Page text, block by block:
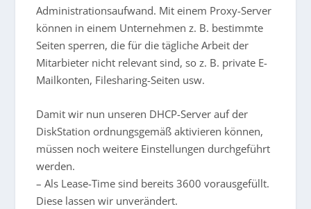
Administrationsaufwand. Mit einem Proxy-Server
können in einem Unternehmen z. B. bestimmte
Seiten sperren, die für die tägliche Arbeit der
Mitarbieter nicht relevant sind, so z. B. private E-
Mailkonten, Filesharing-Seiten usw.
Damit wir nun unseren DHCP-Server auf der
DiskStation ordnungsgemäß aktivieren können,
müssen noch weitere Einstellungen durchgeführt
werden.
– Als Lease-Time sind bereits 3600 vorausgefüllt.
Diese lassen wir unverändert.